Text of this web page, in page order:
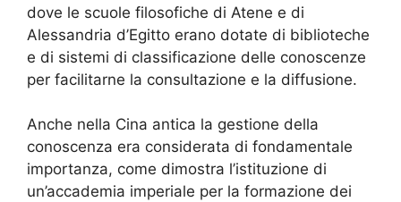
dove le scuole filosofiche di Atene e di
Alessandria d’Egitto erano dotate di biblioteche
e di sistemi di classificazione delle conoscenze
per facilitarne la consultazione e la diffusione.
Anche nella Cina antica la gestione della
conoscenza era considerata di fondamentale
importanza, come dimostra l’istituzione di
un’accademia imperiale per la formazione dei